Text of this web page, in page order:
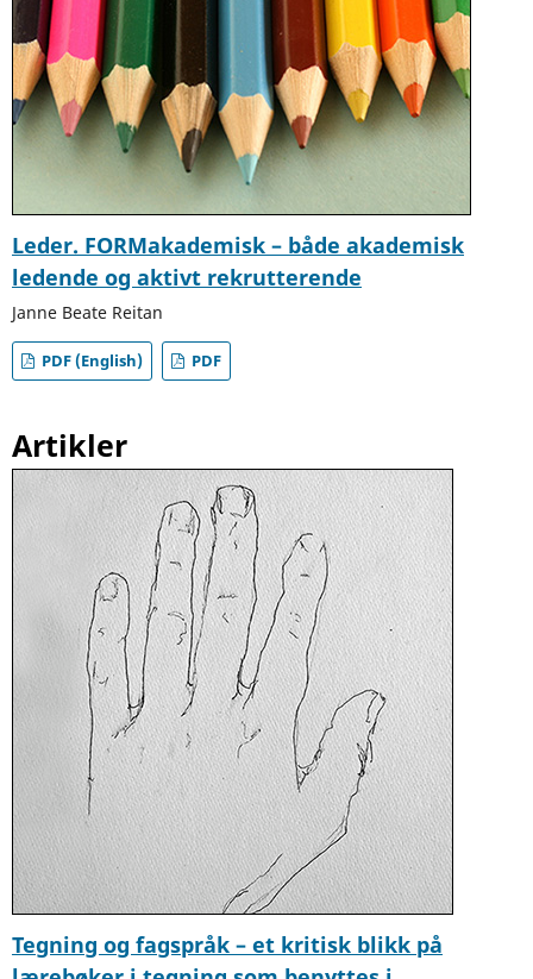
Leder. FORMakademisk – både akademisk
ledende og aktivt rekrutterende
Janne Beate Reitan
PDF (English) PDF
Artikler
Tegning og fagspråk – et kritisk blikk på